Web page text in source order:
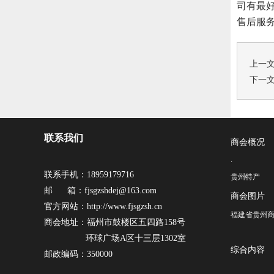
司有最
售后服
上一
下一
联系我们
联系手机：18959179716
邮 箱：fjsgzshdej@163.com
官方网站：http://www.fjsgzsh.cn
商会地址：福州市鼓楼区五四路158号
环球广场A区十三层1302室
邮政编码：350000
商会概况
·
贵州特产
商会图片
福建省贵州
综合内容